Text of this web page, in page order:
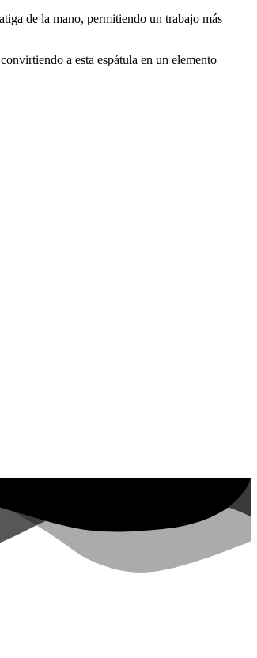
de la mano, permitiendo un trabajo más
a esta espátula en un elemento